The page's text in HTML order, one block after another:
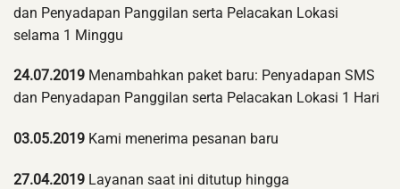
dan Penyadapan Panggilan serta Pelacakan Lokasi
selama 1 Minggu
24.07.2019 Menambahkan paket baru: Penyadapan SMS
dan Penyadapan Panggilan serta Pelacakan Lokasi 1 Hari
03.05.2019 Kami menerima pesanan baru
27.04.2019 Layanan saat ini ditutup hingga